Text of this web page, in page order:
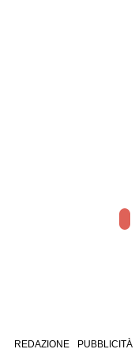
REDAZIONE PUBBLICITÀ